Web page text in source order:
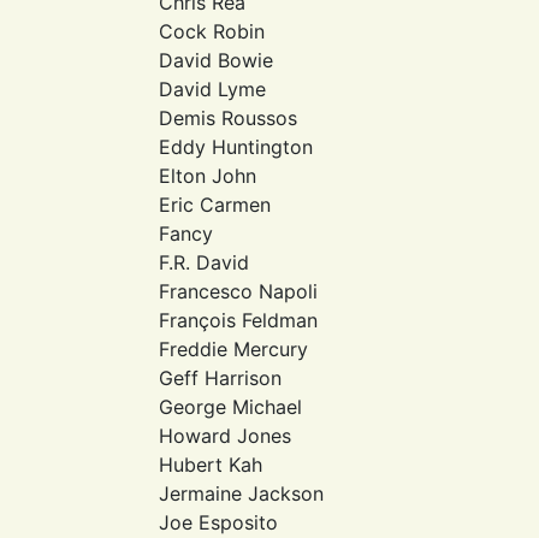
Cock Robin
David Bowie
David Lyme
Demis Roussos
Eddy Huntington
Elton John
Eric Carmen
Fancy
F.R. David
Francesco Napoli
François Feldman
Freddie Mercury
Geff Harrison
George Michael
Howard Jones
Hubert Kah
Jermaine Jackson
Joe Esposito